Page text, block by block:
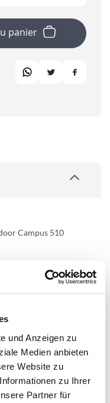
und Anzeigen zu
Medien anbieten
Website zu
zu Ihrer
Partner für
panier
Campus 510
acier acier /
option:filet à
réglable en